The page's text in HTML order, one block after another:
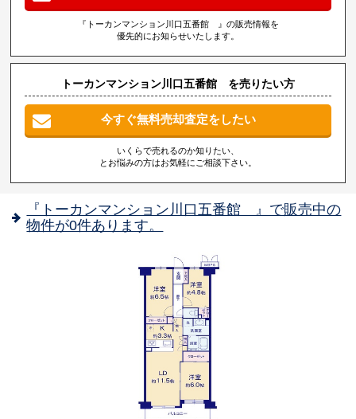
『トーカンマンション川口五番館 』の販売情報を
優先的にお知らせいたします。
トーカンマンション川口五番館 を売りたい方
今すぐ無料売却査定をしたい
いくらで売れるのか知りたい、
とお悩みの方はお気軽にご相談下さい。
『トーカンマンション川口五番館 』で販売中の
物件が0件あります。